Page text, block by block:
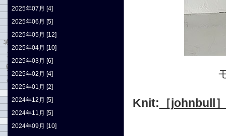
Knit: ［johnbull
2025年07月 [4]
2025年06月 [5]
2025年05月 [12]
2025年04月 [10]
2025年03月 [6]
2025年02月 [4]
2025年01月 [2]
2024年12月 [5]
2024年11月 [5]
2024年09月 [10]